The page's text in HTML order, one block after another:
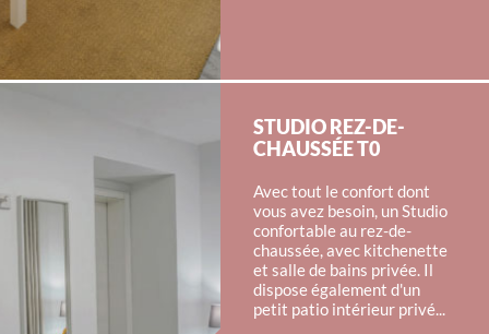
STUDIO REZ-DE-
CHAUSSÉE T0
Avec tout le confort dont
vous avez besoin, un Studio
confortable au rez-de-
chaussée, avec kitchenette
et salle de bains privée. Il
dispose également d'un
petit patio intérieur privé...